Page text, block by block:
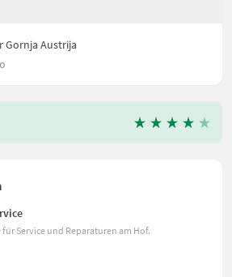
Gornja Austrija
für Service und Reparaturen am Hof.